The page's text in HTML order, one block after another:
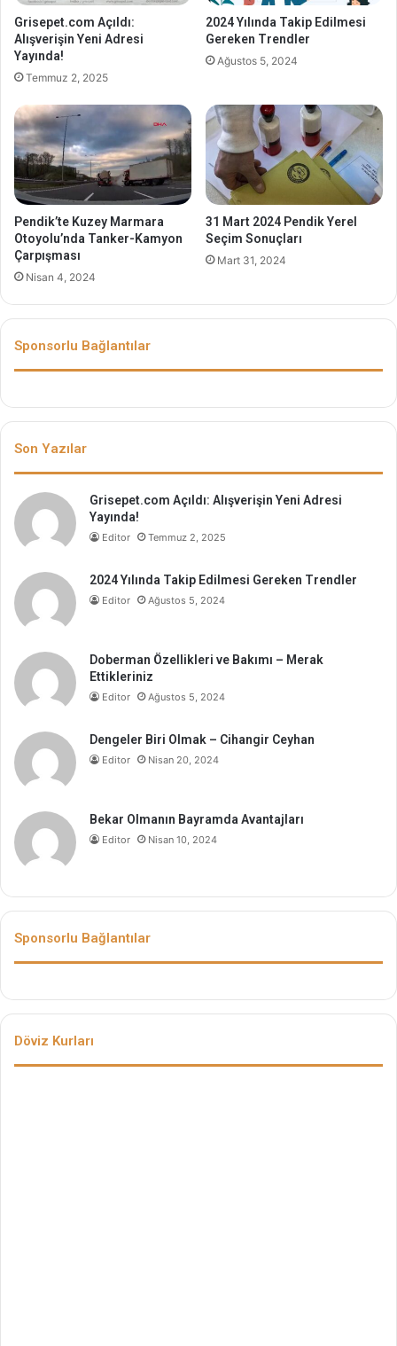
Grisepet.com Açıldı:
Alışverişin Yeni Adresi
Yayında!
Temmuz 2, 2025
2024 Yılında Takip Edilmesi
Gereken Trendler
Ağustos 5, 2024
Pendik’te Kuzey Marmara
Otoyolu’nda Tanker-Kamyon
Çarpışması
Nisan 4, 2024
31 Mart 2024 Pendik Yerel
Seçim Sonuçları
Mart 31, 2024
Sponsorlu Bağlantılar
Son Yazılar
Grisepet.com Açıldı: Alışverişin Yeni Adresi
Yayında!
Editor Temmuz 2, 2025
2024 Yılında Takip Edilmesi Gereken Trendler
Editor Ağustos 5, 2024
Doberman Özellikleri ve Bakımı – Merak
Ettikleriniz
Editor Ağustos 5, 2024
Dengeler Biri Olmak – Cihangir Ceyhan
Editor Nisan 20, 2024
Bekar Olmanın Bayramda Avantajları
Editor Nisan 10, 2024
Sponsorlu Bağlantılar
Döviz Kurları